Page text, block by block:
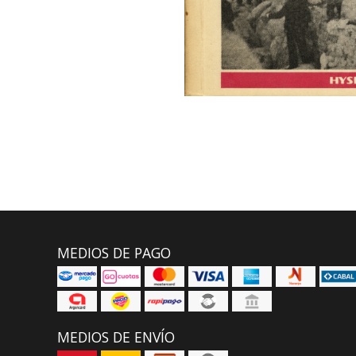
MEDIOS DE PAGO
MEDIOS DE ENVÍO